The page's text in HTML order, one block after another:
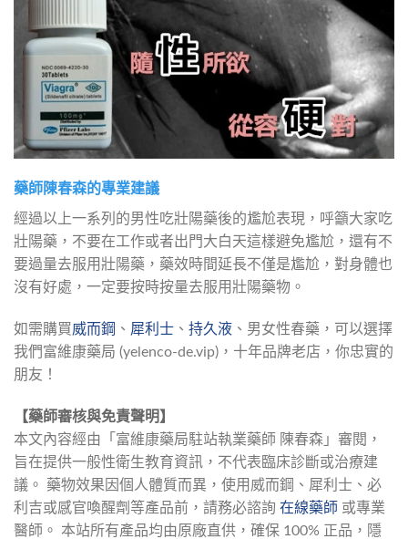
藥師陳春森的專業建議
經過以上一系列的男性吃壯陽藥後的尷尬表現，呼籲大家吃
壯陽藥，不要在工作或者出門大白天這樣避免尷尬，還有不
要過量去服用壯陽藥，藥效時間延長不僅是尷尬，對身體也
沒有好處，一定要按時按量去服用壯陽藥物。
如需購買威而鋼 、 犀利士 、 持久液 、男女性春藥，可以選擇
我們富維康藥局 (yelenco-de.vip)，十年品牌老店，你忠實的
朋友！
【藥師審核與免責聲明】
本文內容經由「富維康藥局駐站執業藥師 陳春森」審閱，
旨在提供一般性衛生教育資訊，不代表臨床診斷或治療建
議。 藥物效果因個人體質而異，使用威而鋼、犀利士、必
利吉或感官喚醒劑等產品前，請務必諮詢 在線藥師 或專業
醫師。 本站所有產品均由原廠直供，確保 100% 正品，隱